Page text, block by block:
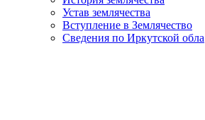
Устав землячества
Вступление в Землячество
Сведения по Иркутской обла